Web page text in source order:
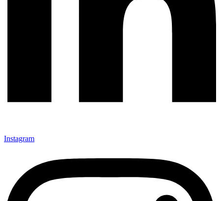
Instagram